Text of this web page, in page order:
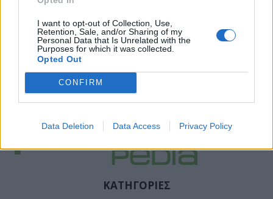
I want to opt-out of Collection, Use,
Retention, Sale, and/or Sharing of my
Personal Data that Is Unrelated with the
Purposes for which it was collected.
Opted Out
CONFIRM
Data Deletion Data Access Privacy Policy
ΚΑΤΗΓΟΡΙΕΣ